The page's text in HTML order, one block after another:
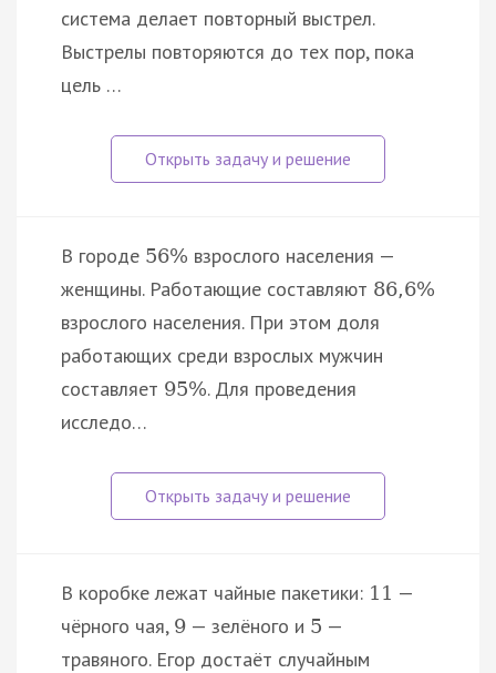
система делает повторный выстрел.
Выстрелы повторяются до тех пор, пока
цель …
В городе 56% взрослого населения —
женщины. Работающие составляют 86,6%
взрослого населения. При этом доля
работающих среди взрослых мужчин
составляет 95%. Для проведения
исследо…
В коробке лежат чайные пакетики: 11 —
чёрного чая, 9 — зелёного и 5 —
травяного. Егор достаёт случайным